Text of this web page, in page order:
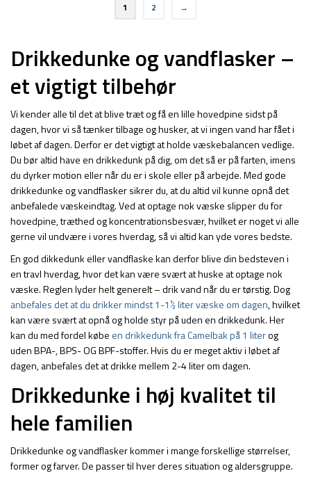
1 2 →
Drikkedunke og vandflasker –
et vigtigt tilbehør
Vi kender alle til det at blive træt og få en lille hovedpine sidst på
dagen, hvor vi så tænker tilbage og husker, at vi ingen vand har fået i
løbet af dagen. Derfor er det vigtigt at holde væskebalancen vedlige.
Du bør altid have en drikkedunk på dig, om det så er på farten, imens
du dyrker motion eller når du er i skole eller på arbejde. Med gode
drikkedunke og vandflasker sikrer du, at du altid vil kunne opnå det
anbefalede væskeindtag. Ved at optage nok væske slipper du for
hovedpine, træthed og koncentrationsbesvær, hvilket er noget vi alle
gerne vil undvære i vores hverdag, så vi altid kan yde vores bedste.
En god dikkedunk eller vandflaske kan derfor blive din bedsteven i
en travl hverdag, hvor det kan være svært at huske at optage nok
væske. Reglen lyder helt generelt – drik vand når du er tørstig. Dog
anbefales det at du drikker mindst 1-1½ liter væske om dagen, hvilket
kan være svært at opnå og holde styr på uden en drikkedunk. Her
kan du med fordel købe en drikkedunk fra Camelbak på 1 literog
uden BPA-, BPS- OG BPF-stoffer. Hvis du er meget aktiv i løbet af
dagen, anbefales det at drikke mellem 2-4 liter om dagen.
Drikkedunke i høj kvalitet til
hele familien
Drikkedunke og vandflasker kommer i mange forskellige størrelser,
former og farver. De passer til hver deres situation og aldersgruppe.